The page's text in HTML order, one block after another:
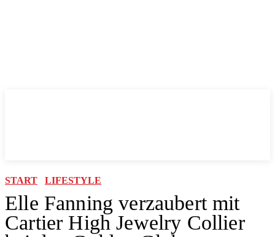
START LIFESTYLE
Elle Fanning verzaubert mit
Cartier High Jewelry Collier